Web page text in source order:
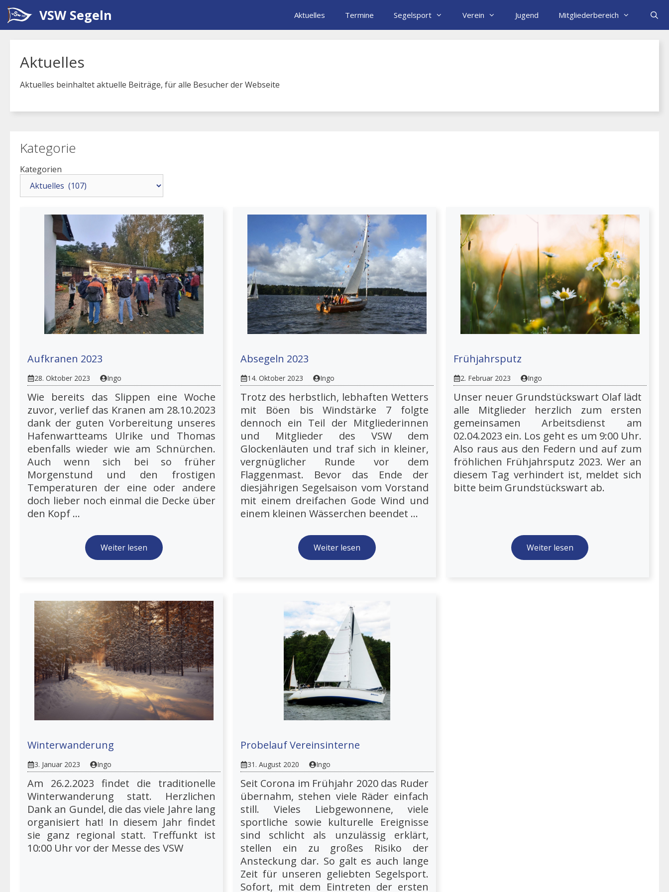
Zum
Inhalt
springen
VSW Segeln Aktuelles Termine Segelsport Verein Jugend Mitgliederbereich
Aktuelles
Aktuelles beinhaltet aktuelle Beiträge, für alle Besucher der Webseite
Kategorie
Kategorien
Aufkranen 2023
28. Oktober 2023 Ingo
Wie bereits das Slippen eine Woche
zuvor, verlief das Kranen am 28.10.2023
dank der guten Vorbereitung unseres
Hafenwartteams Ulrike und Thomas
ebenfalls wieder wie am Schnürchen.
Auch wenn sich bei so früher
Morgenstund und den frostigen
Temperaturen der eine oder andere
doch lieber noch einmal die Decke über
den Kopf ...
Weiter lesen
Absegeln 2023
14. Oktober 2023 Ingo
Trotz des herbstlich, lebhaften Wetters
mit Böen bis Windstärke 7 folgte
dennoch ein Teil der Mitgliederinnen
und Mitglieder des VSW dem
Glockenläuten und traf sich in kleiner,
vergnüglicher Runde vor dem
Flaggenmast. Bevor das Ende der
diesjährigen Segelsaison vom Vorstand
mit einem dreifachen Gode Wind und
einem kleinen Wässerchen beendet ...
Weiter lesen
Frühjahrsputz
2. Februar 2023 Ingo
Unser neuer Grundstückswart Olaf lädt
alle Mitglieder herzlich zum ersten
gemeinsamen Arbeitsdienst am
02.04.2023 ein. Los geht es um 9:00 Uhr.
Also raus aus den Federn und auf zum
fröhlichen Frühjahrsputz 2023. Wer an
diesem Tag verhindert ist, meldet sich
bitte beim Grundstückswart ab.
Weiter lesen
Winterwanderung
3. Januar 2023 Ingo
Am 26.2.2023 findet die traditionelle
Winterwanderung statt. Herzlichen
Dank an Gundel, die das viele Jahre lang
organisiert hat! In diesem Jahr findet
sie ganz regional statt. Treffunkt ist
10:00 Uhr vor der Messe des VSW
Probelauf Vereinsinterne
31. August 2020 Ingo
Seit Corona im Frühjahr 2020 das Ruder
übernahm, stehen viele Räder einfach
still. Vieles Liebgewonnene, viele
sportliche sowie kulturelle Ereignisse
sind schlicht als unzulässig erklärt,
stellen ein zu großes Risiko der
Ansteckung dar. So galt es auch lange
Zeit für unseren geliebten Segelsport.
Sofort, mit dem Eintreten der ersten